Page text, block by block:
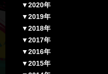
▼2020年
▼2019年
▼2018年
▼2017年
▼2016年
▼2015年